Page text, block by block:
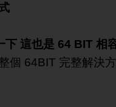
下 這也是 64 BIT 相
個 64BIT 完整解決